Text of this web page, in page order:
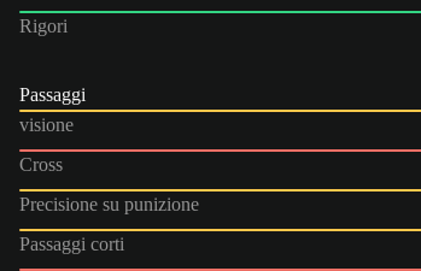
Rigori
Passaggi
visione
Cross
Precisione su punizione
Passaggi corti